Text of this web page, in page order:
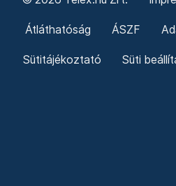
Átláthatóság ÁSZF
Sütitájékoztató Süti